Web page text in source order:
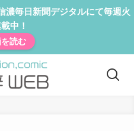
濃毎日新聞デジタルにて毎週火
中！
読む